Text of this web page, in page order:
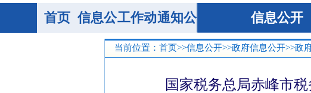
首页 信息公工作动
态
通知公
告
首页 信息公开
当前位置： 首页>>信息公开>>政府信息公开>>政
国家税务总局赤峰市